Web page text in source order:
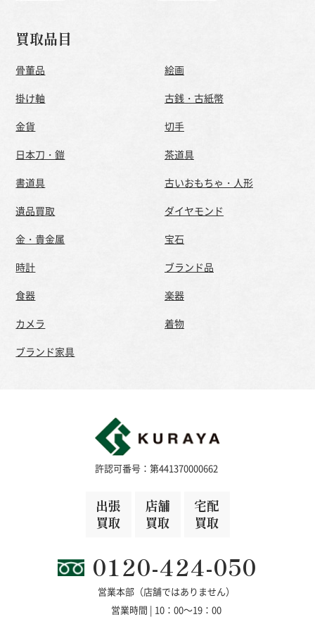
買取品目
骨董品
絵画
掛け軸
古銭・古紙幣
金貨
切手
日本刀・鎧
茶道具
書道具
古いおもちゃ・人形
遺品買取
ダイヤモンド
金・貴金属
宝石
時計
ブランド品
食器
楽器
カメラ
着物
ブランド家具
許認可番号：第441370000662
出張
買取
店舗
買取
宅配
買取
0120-424-050
営業本部（店舗ではありません）
営業時間 | 10：00～19：00